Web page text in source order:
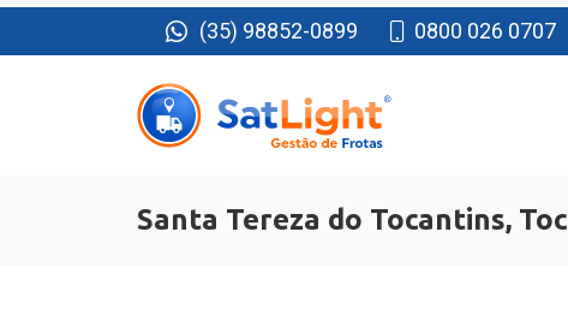
(35) 98852-0899 0800 026 0707
Santa Tereza do Tocantins,